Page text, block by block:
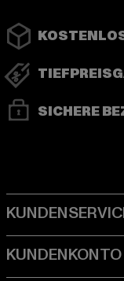
SICHERE